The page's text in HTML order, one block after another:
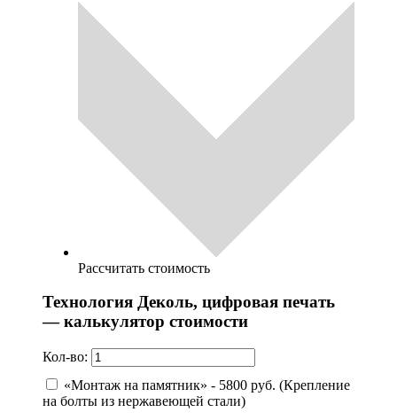
Рассчитать стоимость
Технология Деколь, цифровая печать
— калькулятор стоимости
Кол-во:
«Монтаж на памятник» - 5800 руб. (Крепление
на болты из нержавеющей стали)